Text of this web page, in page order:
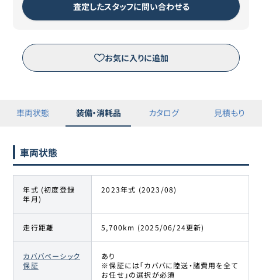
査定したスタッフに問い合わせる
お気に入りに追加
車両状態 装備・消耗品 カタログ 見積もり
車両状態
年式 (初度登録
年月)
2023年式 (2023/08)
走行距離 5,700km (2025/06/24更新)
カババベーシック
保証
あり
※保証には「カババに陸送・諸費用を全て
お任せ」の選択が必須